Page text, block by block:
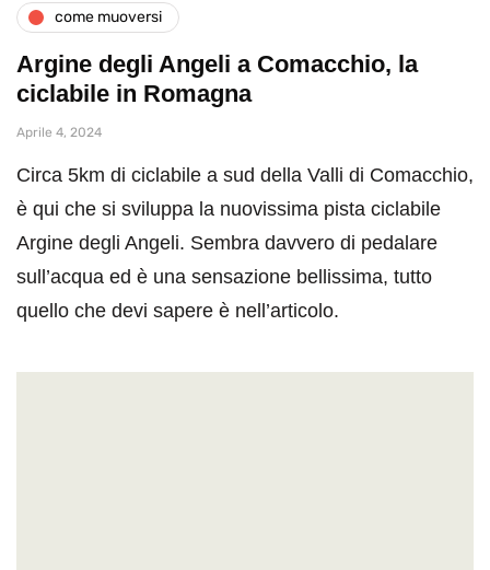
come muoversi
Argine degli Angeli a Comacchio, la
ciclabile in Romagna
Aprile 4, 2024
Circa 5km di ciclabile a sud della Valli di Comacchio,
è qui che si sviluppa la nuovissima pista ciclabile
Argine degli Angeli. Sembra davvero di pedalare
sull’acqua ed è una sensazione bellissima, tutto
quello che devi sapere è nell’articolo.